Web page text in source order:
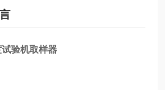
验机取样器